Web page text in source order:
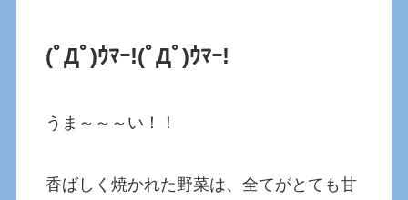
(ﾟДﾟ)ｳﾏｰ!(ﾟДﾟ)ｳﾏｰ!
うま～～～い！！
香ばしく焼かれた野菜は、全てがとても甘